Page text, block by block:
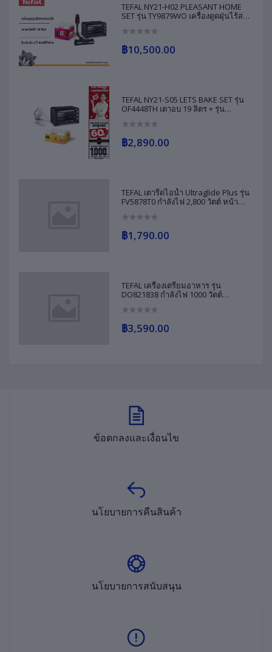
TEFAL NY21-H02 PLEASANT HOME
SET รุ่น TY9879WO เครื่องดูดฝุ่นไร้สาย
ประกัน 2 ปี ส่งฟรีทั่วไทย
฿10,500.00
TEFAL NY21-S05 LETS BAKE SET รุ่น
OF4448TH เตาอบ 19 ลิตร + รุ่น
450 วัตต์ รับประกัน 2 ปี ส่งฟรีทั่วไทย
฿2,890.00
TEFAL เตารีดไอน้ำ Ultraglide Plus รุ่น
FV5878T0 กำลังไฟ 2,800 วัตต์ หน้า
น้ำหยด ระบบตัดไฟอัตโนมัติ รับประกัน
2 ปี
฿1,790.00
TEFAL เครื่องเตรียมอาหาร รุ่น
DO821838 กำลังไฟ 1000 วัตต์
แข็งแกร่งและทรงพลังที่สุด ของแท้ รับ
ประกันศูนย์ 2 ปี
฿3,590.00
ข้อตกลงและเงื่อนไข
นโยบายการคืนสินค้า
นโยบายการสนับสนุน